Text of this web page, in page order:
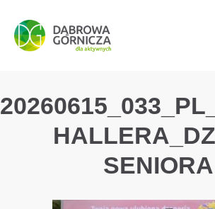
PRZEJDŹ DO MENU GŁÓWNEGO
PRZEJDŹ DO WYSZUKIWARKI
PRZEJDŹ DO TREŚCI
SENIORA